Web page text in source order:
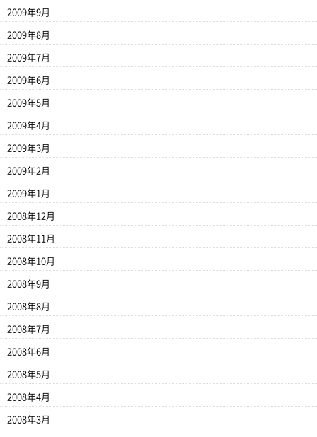
2009年9月
2009年8月
2009年7月
2009年6月
2009年5月
2009年4月
2009年3月
2009年2月
2009年1月
2008年12月
2008年11月
2008年10月
2008年9月
2008年8月
2008年7月
2008年6月
2008年5月
2008年4月
2008年3月